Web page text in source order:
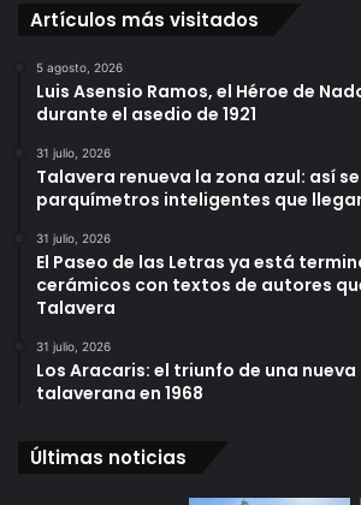
Artículos más visitados
5 agosto, 2026
Luis Asensio Ramos, el Héroe de
durante el asedio de 1921
31 julio, 2026
Talavera renueva la zona azul: así
parquímetros inteligentes que
31 julio, 2026
El Paseo de las Letras ya está
cerámicos con textos de autores
Talavera
31 julio, 2026
Los Aracaris: el triunfo de una
talaverana en 1968
Últimas noticias